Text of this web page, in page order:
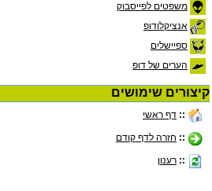
משפטים לפייסבוק
אנציקלודופ
ספיישלים
הערים של דופ
קיצורים שימושים
:: דף ראשי
:: חזרה לדף קודם
:: רענון